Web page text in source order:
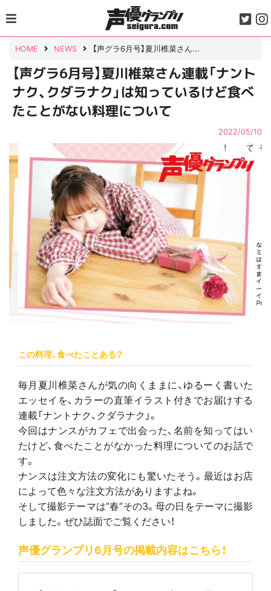
to
content
HOME NEWS 【声グラ6月号】夏川椎菜さん...
【声グラ6月号】夏川椎菜さん連載「ナント
ナク、クダラナク」は知っているけど食べ
たことがない料理について
2022/05/10
この料理、食べたことある？
毎月夏川椎菜さんが気の向くままに、ゆるーく書いた
エッセイを、カラーの直筆イラスト付きでお届けする
連載「ナントナク、クダラナク」。
今回はナンスがカフェで出会った、名前を知ってはい
たけど、食べたことがなかった料理についてのお話で
す。
ナンスは注文方法の変化にも驚いたそう。最近はお店
によって色々な注文方法がありますよね。
そして撮影テーマは”春”その3。母の日をテーマに撮影
しました。ぜひ誌面でご覧ください！
声優グランプリ6月号の掲載内容はこちら！